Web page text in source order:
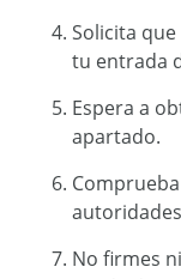
Solicita
tu entrada
Espera a
apartado.
No firmes